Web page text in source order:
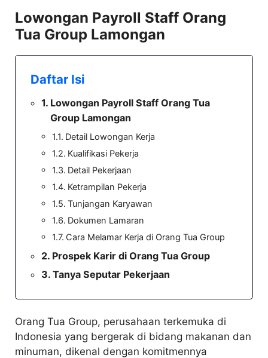
Lowongan Payroll Staff Orang
Tua Group Lamongan
Daftar Isi
Lowongan Payroll Staff Orang Tua
Group Lamongan
Detail Lowongan Kerja
Kualifikasi Pekerja
Detail Pekerjaan
Ketrampilan Pekerja
Tunjangan Karyawan
Dokumen Lamaran
Cara Melamar Kerja di Orang Tua Group
Prospek Karir di Orang Tua Group
Tanya Seputar Pekerjaan
Orang Tua Group, perusahaan terkemuka di
Indonesia yang bergerak di bidang makanan dan
minuman, dikenal dengan komitmennya